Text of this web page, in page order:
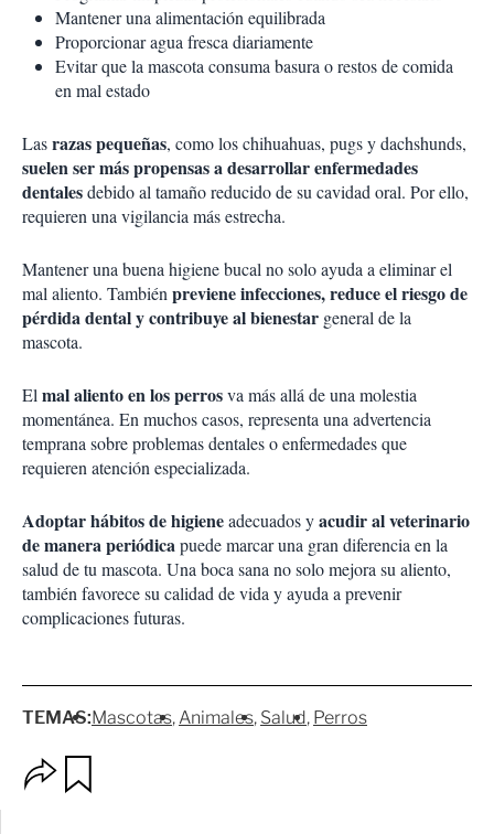
Mantener una alimentación equilibrada
Proporcionar agua fresca diariamente
Evitar que la mascota consuma basura o restos de comida
en mal estado
Lasrazas pequeñas, como los chihuahuas, pugs y dachshunds,
suelen ser más propensas a desarrollar enfermedades
dentalesdebido al tamaño reducido de su cavidad oral. Por ello,
requieren una vigilancia más estrecha.
Mantener una buena higiene bucal no solo ayuda a eliminar el
mal aliento. Tambiénpreviene infecciones, reduce el riesgo de
pérdida dental y contribuye al bienestar general de la
mascota.
Elmal aliento en los perrosva más allá de una molestia
momentánea. En muchos casos, representa una advertencia
temprana sobre problemas dentales o enfermedades que
requieren atención especializada.
Adoptar hábitos de higieneadecuados yacudir al veterinario
de manera periódicapuede marcar una gran diferencia en la
salud de tu mascota. Una boca sana no solo mejora su aliento,
también favorece su calidad de vida y ayuda a prevenir
complicaciones futuras.
TEMAS:Mascotas Animales Salud Perros